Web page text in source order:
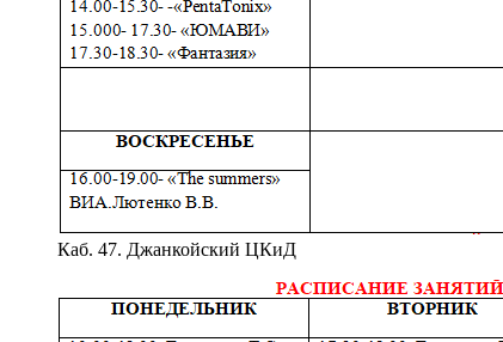
Каб. 47. Джанкойский ЦКиД